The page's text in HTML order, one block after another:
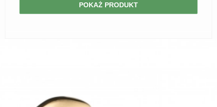
POKAŻ PRODUKT